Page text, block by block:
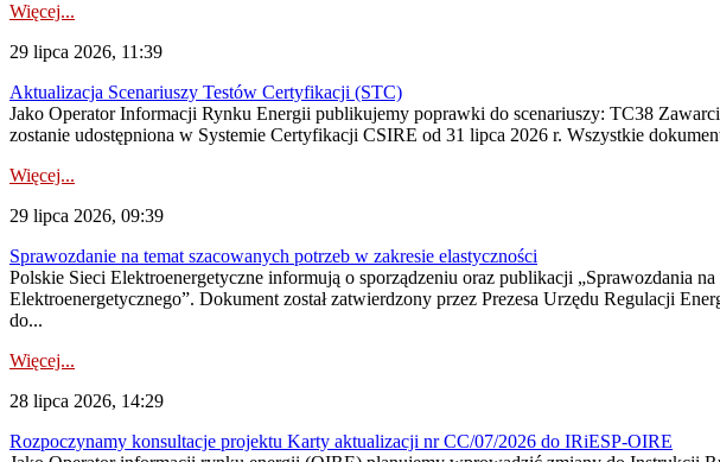
Więcej...
29 lipca 2026, 11:39
Aktualizacja Scenariuszy Testów Certyfikacji (STC)
Jako Operator Informacji Rynku Energii publikujemy poprawki do scenariuszy: TC38
zostanie udostępniona w Systemie Certyfikacji CSIRE od 31 lipca 2026 r. Wszystkie
Więcej...
29 lipca 2026, 09:39
Sprawozdanie na temat szacowanych potrzeb w zakresie elastyczności
Polskie Sieci Elektroenergetyczne informują o sporządzeniu oraz publikacji „Sprawozdania
Elektroenergetycznego”. Dokument został zatwierdzony przez Prezesa Urzędu Regulacji
do...
Więcej...
28 lipca 2026, 14:29
Rozpoczynamy konsultacje projektu Karty aktualizacji nr CC/07/2026 do IRiESP-OIRE